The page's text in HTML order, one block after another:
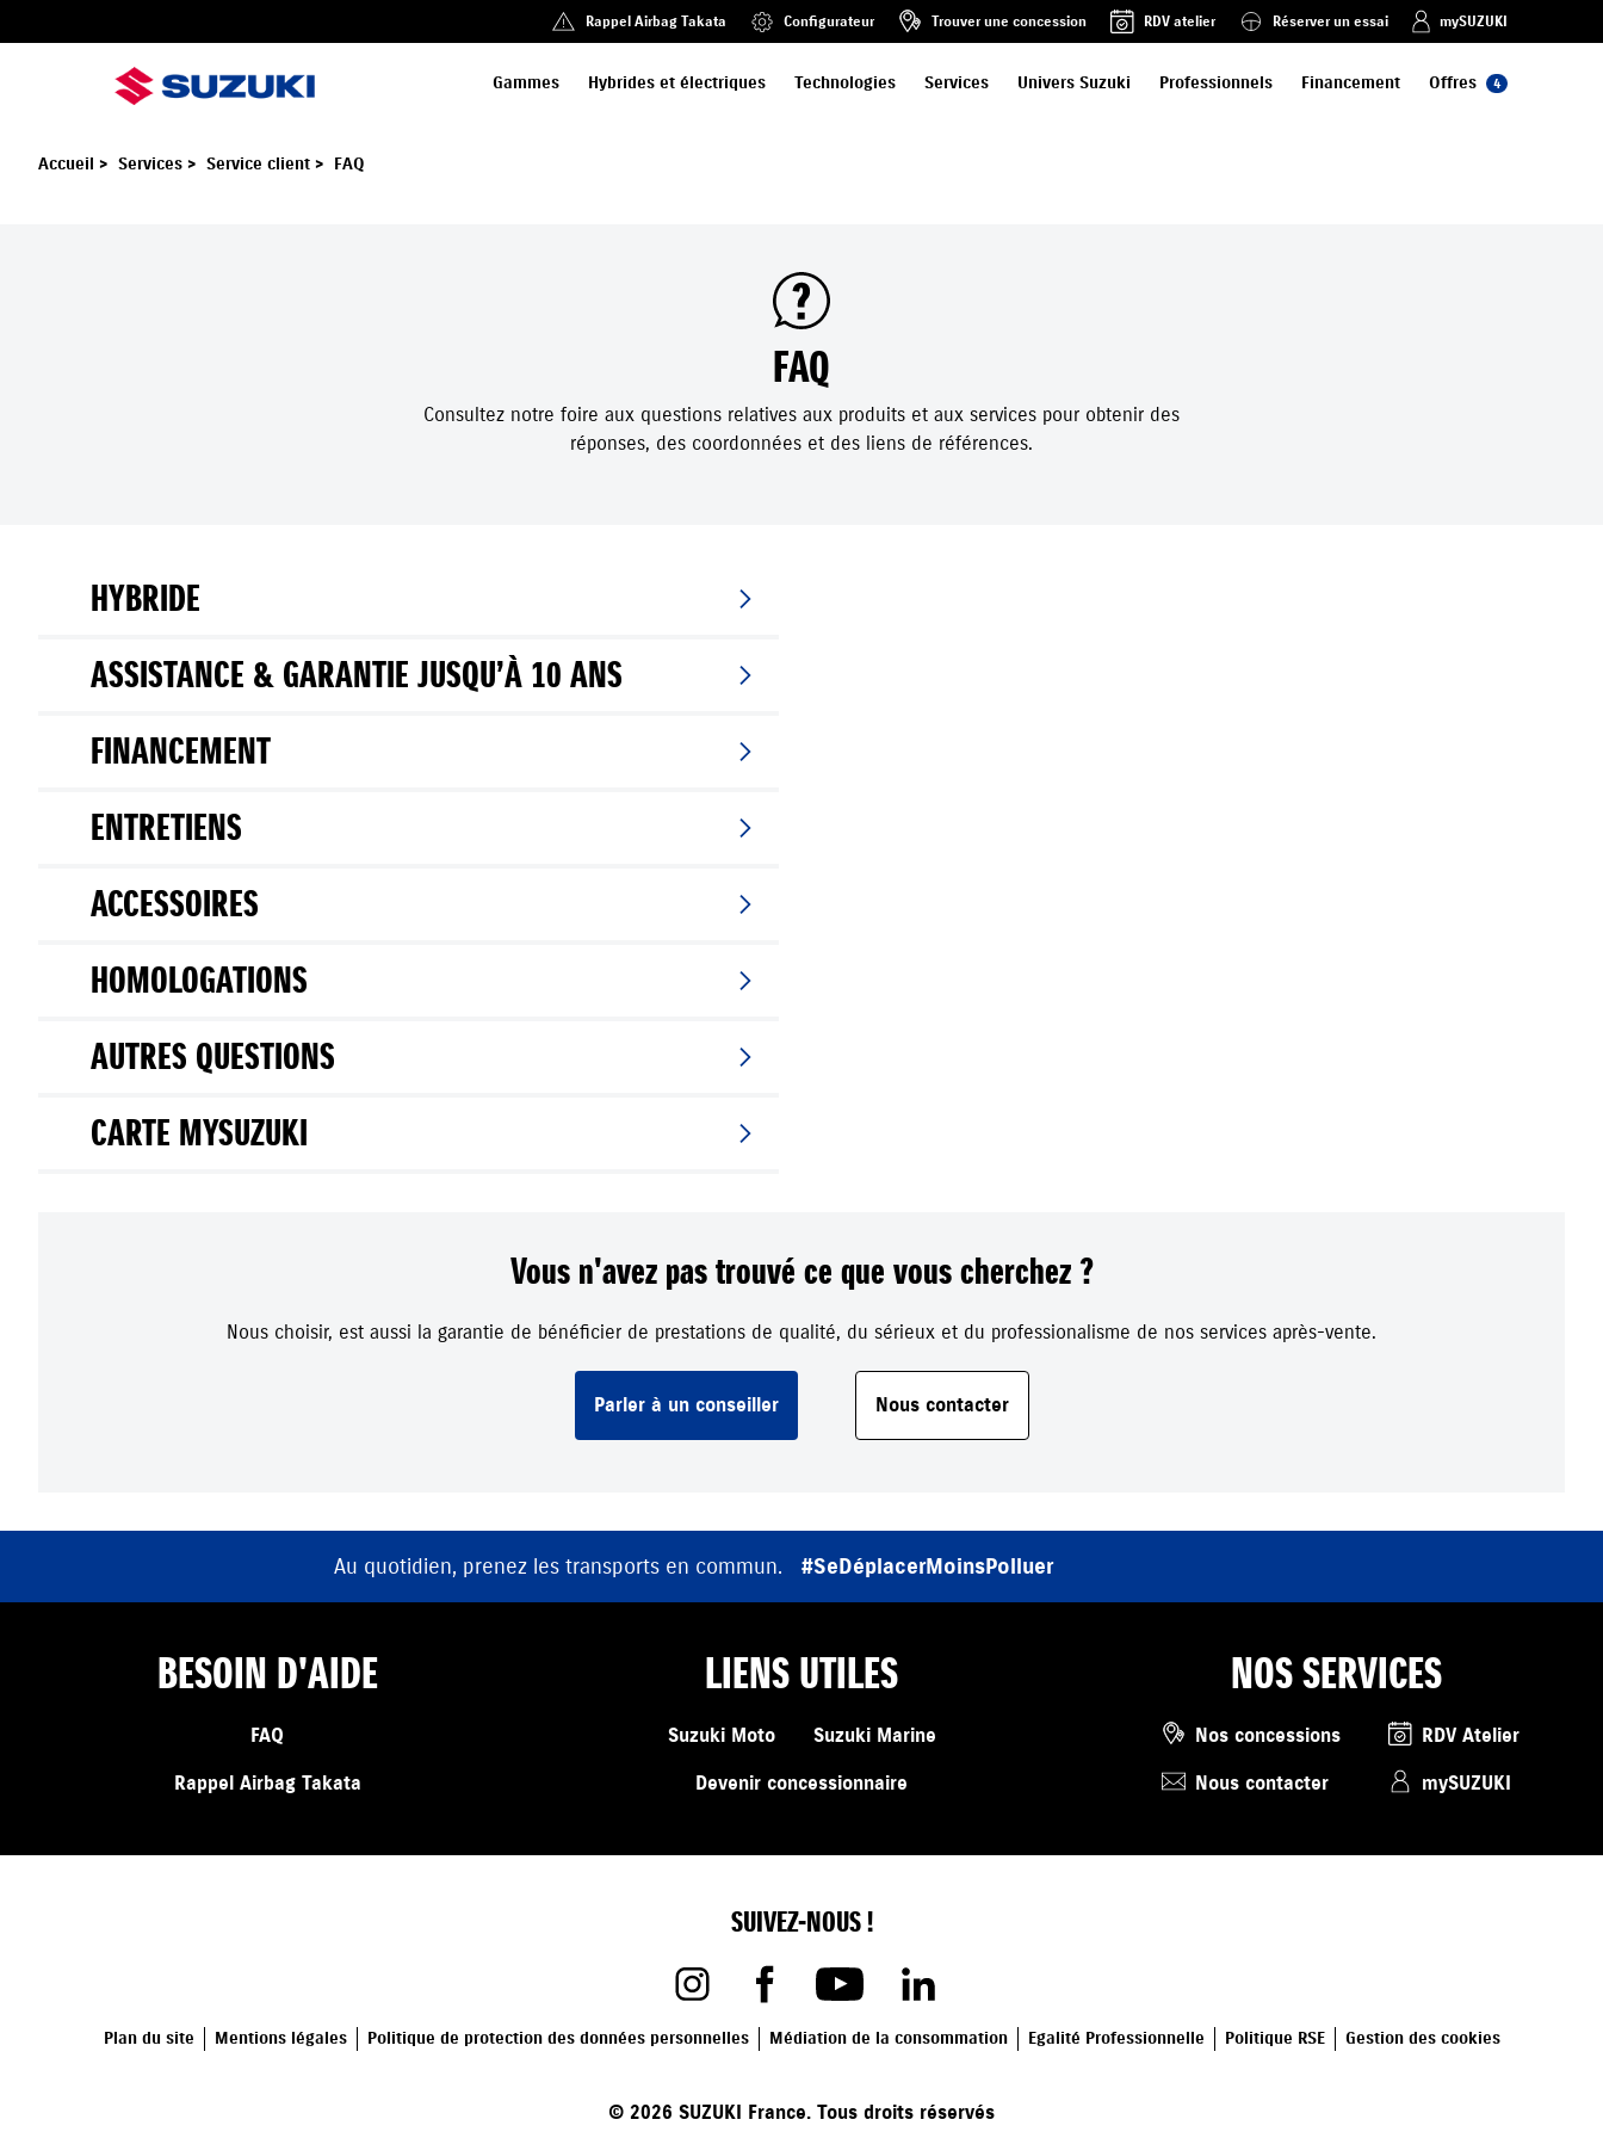
Rappel Airbag Takata Configurateur Trouver une concession RDV atelier Réserver un essai mySUZUKI
Gammes Hybrides et électriques Technologies Services Univers Suzuki Professionnels Financement Offres 4
Accueil > Services > Service client > FAQ
FAQ
Consultez notre foire aux questions relatives aux produits et aux services pour obtenir des
réponses, des coordonnées et des liens de références.
HYBRIDE
ASSISTANCE & GARANTIE JUSQU’À 10 ANS
FINANCEMENT
ENTRETIENS
ACCESSOIRES
HOMOLOGATIONS
AUTRES QUESTIONS
CARTE MYSUZUKI
Vous n'avez pas trouvé ce que vous cherchez ?
Nous choisir, est aussi la garantie de bénéficier de prestations de qualité, du sérieux et du professionalisme de nos services après-vente.
Parler à un conseiller Nous contacter
Au quotidien, prenez les transports en commun. #SeDéplacerMoinsPolluer
BESOIN D'AIDE
FAQ
Rappel Airbag Takata
LIENS UTILES
Suzuki Moto
Suzuki Marine
Devenir concessionnaire
NOS SERVICES
Nos concessions
Nous contacter
RDV Atelier
mySUZUKI
SUIVEZ-NOUS !
Plan du site Mentions légales Politique de protection des données personnelles Médiation de la consommation Egalité Professionnelle Politique RSE Gestion des cookies
© 2026 SUZUKI France. Tous droits réservés